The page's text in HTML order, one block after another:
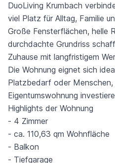
DuoLiving Krumbach
viel Platz für Alltag, Familie
Große Fensterflächen, helle
durchdachte Grundriss
Zuhause mit langfristigem
Die Wohnung eignet sich
Platzbedarf oder Menschen,
Eigentumswohnung
Highlights der Wohnung
- 4 Zimmer
- ca. 110,63 qm Wohnfläche
- Balkon
- Tiefgarage